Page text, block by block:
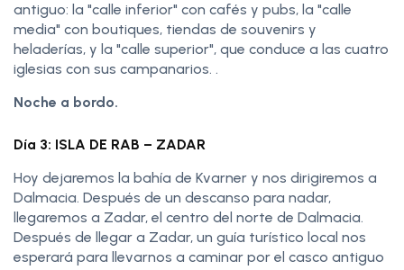
antiguo: la "calle inferior" con cafés y pubs, la "calle
media" con boutiques, tiendas de souvenirs y
heladerías, y la "calle superior", que conduce a las cuatro
iglesias con sus campanarios. .
Noche a bordo.
Día 3: ISLA DE RAB – ZADAR
Hoy dejaremos la bahía de Kvarner y nos dirigiremos a
Dalmacia. Después de un descanso para nadar,
llegaremos a Zadar, el centro del norte de Dalmacia.
Después de llegar a Zadar, un guía turístico local nos
esperará para llevarnos a caminar por el casco antiguo